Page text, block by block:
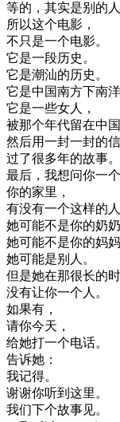
等的 ， 其实是别的人
所以这个电影 ，
不只是一个电影。
它是一段历史。
它是潮汕的历史。
它是中国南方下南洋
它是一些女人 ，
被那个年代留在中国
然后用一封一封的信
过了很多年的故事。
最后 ， 我想问你一个
你的家里 ，
有没有一个这样的人
她可能不是你的奶奶
她可能不是你的妈妈
她可能是别人。
但是她在那很长的
没有让你一个人。
如果有 ，
请你今天 ，
给她打一个电话。
告诉她 ：
我记得。
谢谢你听到 这里。
我们下个故事见。